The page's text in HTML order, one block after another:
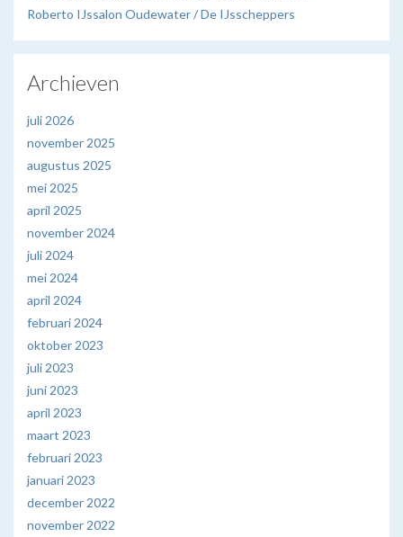
Roberto IJssalon Oudewater / De IJsscheppers
Archieven
juli 2026
november 2025
augustus 2025
mei 2025
april 2025
november 2024
juli 2024
mei 2024
april 2024
februari 2024
oktober 2023
juli 2023
juni 2023
april 2023
maart 2023
februari 2023
januari 2023
december 2022
november 2022